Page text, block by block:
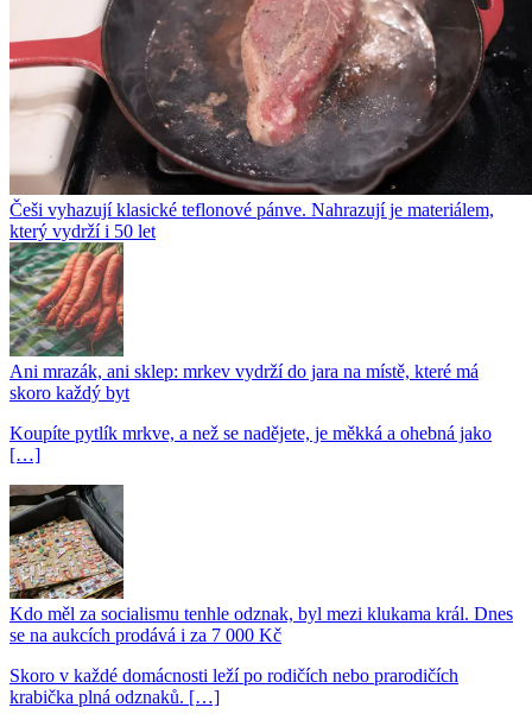
Češi vyhazují klasické teflonové pánve. Nahrazují je materiálem,
který vydrží i 50 let
Ani mrazák, ani sklep: mrkev vydrží do jara na místě, které má
skoro každý byt
Koupíte pytlík mrkve, a než se nadějete, je měkká a ohebná jako
[…]
Kdo měl za socialismu tenhle odznak, byl mezi klukama král. Dnes
se na aukcích prodává i za 7 000 Kč
Skoro v každé domácnosti leží po rodičích nebo prarodičích
krabička plná odznaků. […]